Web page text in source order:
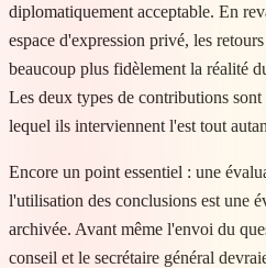
diplomatiquement acceptable. En
espace d'expression privé, les
beaucoup plus fidèlement la réalité
Les deux types de contributions
lequel ils interviennent l'est tout
Encore un point essentiel : une
l'utilisation des conclusions est une
archivée. Avant même l'envoi du
conseil et le secrétaire général